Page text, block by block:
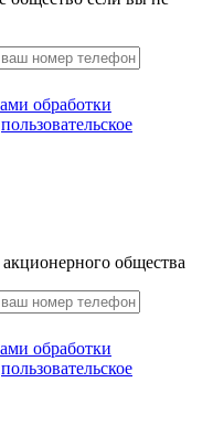
обработки
пользовательское
общества
обработки
пользовательское